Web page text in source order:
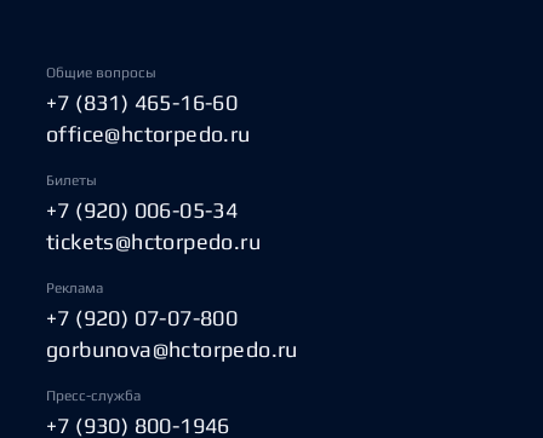
Общие вопросы
+7 (831) 465-16-60
office@hctorpedo.ru
Билеты
+7 (920) 006-05-34
tickets@hctorpedo.ru
Реклама
+7 (920) 07-07-800
gorbunova@hctorpedo.ru
Пресс-служба
+7 (930) 800-1946